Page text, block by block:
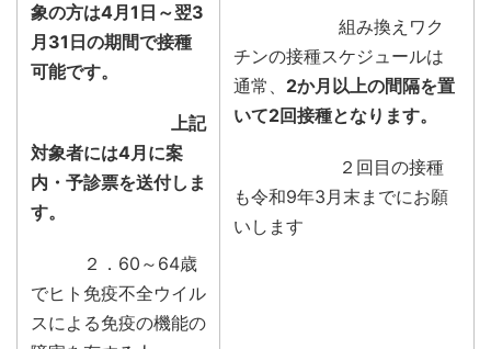
象の方は4月1日～翌3
月31日の期間で接種
可能です。
上記
対象者には4月に案
内・予診票を送付しま
す。
２．60～64歳
でヒト免疫不全ウイル
スによる免疫の機能の
組み換えワク
チンの接種スケジュールは
通常、 2か月以上の間隔を置
いて2回接種となります。
２回目の接種
も令和9年3月末までにお願
いします